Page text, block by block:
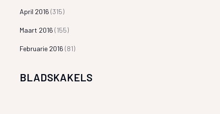
April 2016 (315)
Maart 2016 (155)
Februarie 2016 (81)
BLADSKAKELS